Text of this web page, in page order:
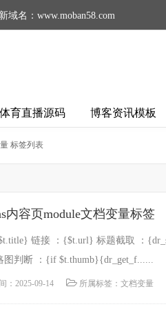
域名：www.moban58.com
体育直播源码 博客资讯模板
标签列表
内容页module文档变量标签
链接 ：{$t.url} 标题截取 ：
图判断 ：{if $t.thumb}{dr_get_f......
：2025-09-14 所属标签：文档变量